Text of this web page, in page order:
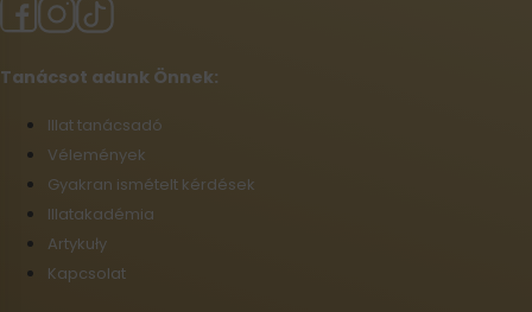
Tanácsot adunk Önnek:
Illat tanácsadó
Vélemények
Gyakran ismételt kérdések
Illatakadémia
Artykuły
Kapcsolat